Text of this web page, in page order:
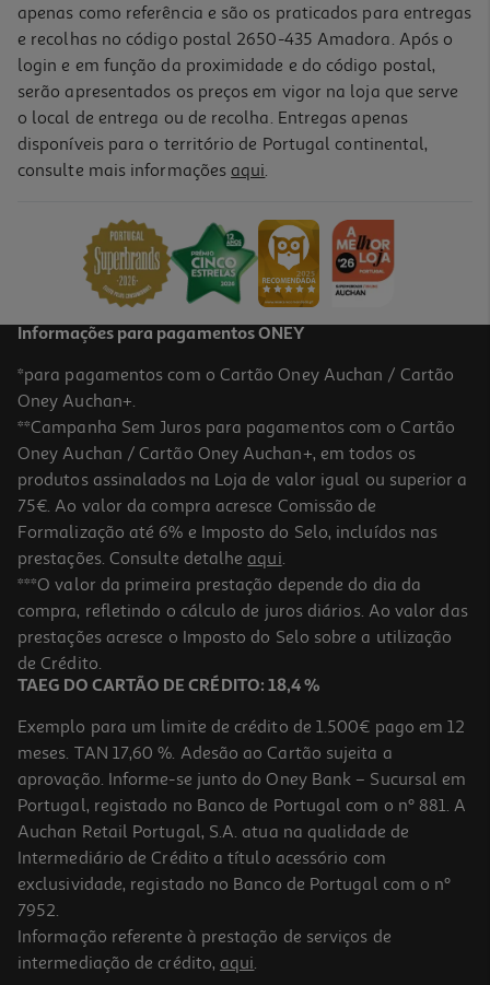
Frigideira Actuel Alumínio Reciclado 28cm Gevi11
17,99 €
Frigideira Actuel Alumínio Reciclado 32cm Gevi11
20.99 €/un
20,99 €
Frigideira Revestimento Cerâmico Actuel Alumínio Reciclado 14cm
apenas como referência e são os praticados para entregas
e recolhas no código postal 2650-435 Amadora. Após o
login e em função da proximidade e do código postal,
serão apresentados os preços em vigor na loja que serve
o local de entrega ou de recolha. Entregas apenas
disponíveis para o território de Portugal continental,
consulte mais informações aqui.
Informações para pagamentos ONEY
*para pagamentos com o Cartão Oney Auchan / Cartão
Oney Auchan+.
**Campanha Sem Juros para pagamentos com o Cartão
Oney Auchan / Cartão Oney Auchan+, em todos os
produtos assinalados na Loja de valor igual ou superior a
75€. Ao valor da compra acresce Comissão de
Formalização até 6% e Imposto do Selo, incluídos nas
prestações. Consulte detalhe aqui.
***O valor da primeira prestação depende do dia da
compra, refletindo o cálculo de juros diários. Ao valor das
prestações acresce o Imposto do Selo sobre a utilização
de Crédito.
TAEG DO CARTÃO DE CRÉDITO: 18,4 %
Exemplo para um limite de crédito de 1.500€ pago em 12
meses. TAN 17,60 %. Adesão ao Cartão sujeita a
aprovação. Informe-se junto do Oney Bank – Sucursal em
Portugal, registado no Banco de Portugal com o nº 881. A
Auchan Retail Portugal, S.A. atua na qualidade de
Intermediário de Crédito a título acessório com
exclusividade, registado no Banco de Portugal com o nº
7952.
Informação referente à prestação de serviços de
intermediação de crédito, aqui.